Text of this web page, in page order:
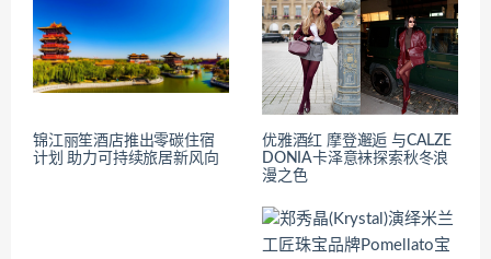
锦江丽笙酒店推出零碳住宿
计划 助力可持续旅居新风向
优雅酒红 摩登邂逅 与CALZE
DONIA卡泽意袜探索秋冬浪
漫之色